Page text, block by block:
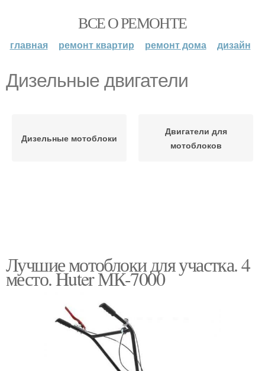
ВСЕ О РЕМОНТЕ
главная ремонт квартир ремонт дома дизайн
Дизельные двигатели
Дизельные мотоблоки
Двигатели для
мотоблоков
Лучшие мотоблоки для участка. 4
место. Huter МК-7000